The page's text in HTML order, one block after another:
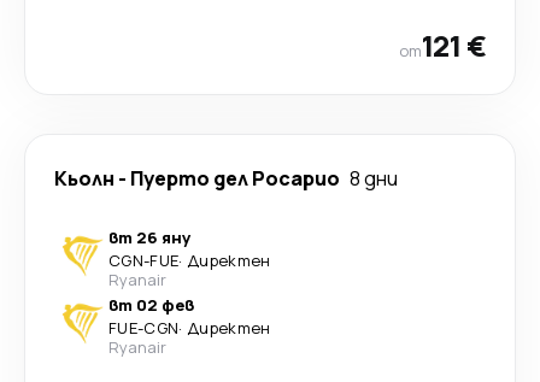
от121 €
Кьолн - Пуерто дел Росарио 8 дни
вт 26 яну
CGN-FUE· Директен
Ryanair
вт 02 фев
FUE-CGN· Директен
Ryanair